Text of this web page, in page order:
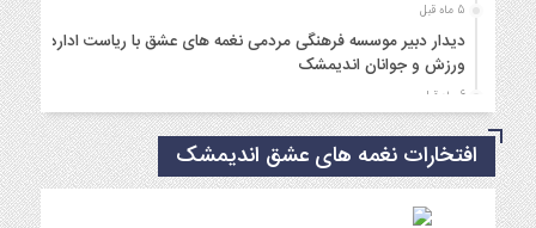
5 ماه قبل
دیدار دبیر موسسه فرهنگی مردمی نغمه های عشق با ریاست اداره
ورزش و جوانان اندیمشک
6 ماه قبل
مراسم دورهمی خانوادگی با عنوان کافه شادی مهدوی به مناسبت
نیمه شعبان و دهه فجر و هفته ی جوان در اندیمشک برگزار شد.
6 ماه قبل
مراسم جشن ولادت امام زمان (عج) و جشن فجر انقلاب اسلامی و
افتخارات نغمه های عشق اندیمشک